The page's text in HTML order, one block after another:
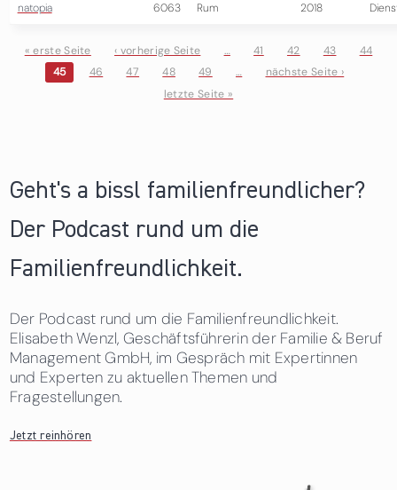
natopia 6063 Rum 2018
Seiten
« erste Seite ‹ vorherige Seite … 41 42 43
44
45
46 47 48 49 …
nächste Seite ›
letzte Seite »
Geht's a bissl familienfreundlicher?
Der Podcast rund um die
Familienfreundlichkeit.
Der Podcast rund um die Familienfreundlichkeit.
Elisabeth Wenzl, Geschäftsführerin der Familie & Beruf
Management GmbH, im Gespräch mit Expertinnen
und Experten zu aktuellen Themen und
Fragestellungen.
Jetzt reinhören